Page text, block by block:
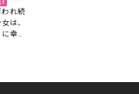
f
れ続
は、
幸せ